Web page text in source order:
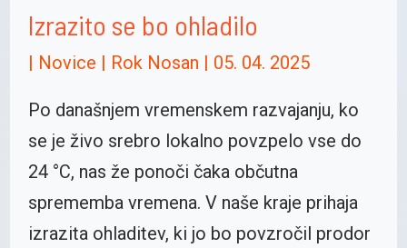
Izrazito se bo ohladilo
| Novice | Rok Nosan | 05. 04. 2025
Po današnjem vremenskem razvajanju, ko
se je živo srebro lokalno povzpelo vse do
24 °C, nas že ponoči čaka občutna
sprememba vremena. V naše kraje prihaja
izrazita ohladitev, ki jo bo povzročil prodor